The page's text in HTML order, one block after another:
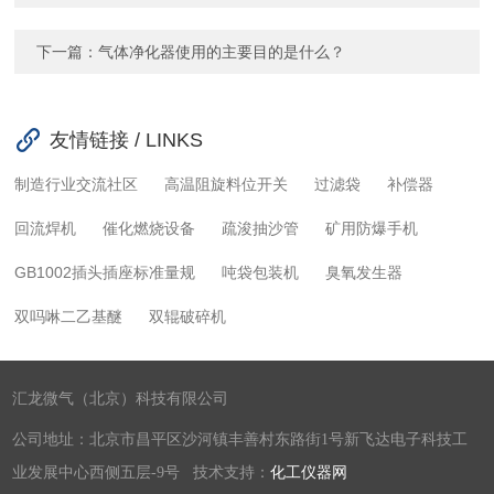
下一篇：气体净化器使用的主要目的是什么？
友情链接 / LINKS
制造行业交流社区 高温阻旋料位开关 过滤袋 补偿器
回流焊机 催化燃烧设备 疏浚抽沙管 矿用防爆手机
GB1002插头插座标准量规 吨袋包装机 臭氧发生器
双吗啉二乙基醚 双辊破碎机
汇龙微气（北京）科技有限公司
公司地址：北京市昌平区沙河镇丰善村东路街1号新飞达电子科技工
业发展中心西侧五层-9号 技术支持：化工仪器网